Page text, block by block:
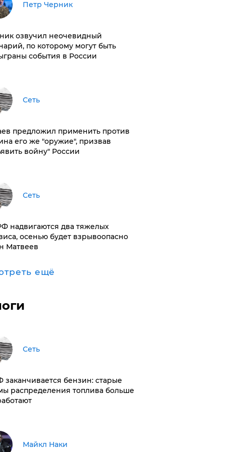
Петр Черник
озвучил неочевидный
по которому могут быть
события в России
Сеть
предложил применить против
его же "оружие", призвав
войну" России
Сеть
надвигаются два тяжелых
осенью будет взрывоопасно
Матвеев
ещё
Сеть
заканчивается бензин: старые
распределения топлива больше
Майкл Наки